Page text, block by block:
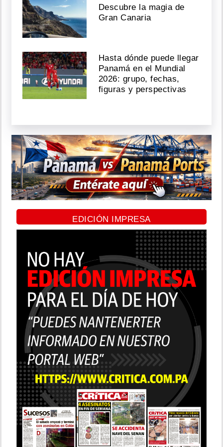
Descubre la magia de
Gran Canaria
Hasta dónde puede llegar
Panamá en el Mundial
2026: grupo, fechas,
figuras y perspectivas
EDICIÓN IMPRESA